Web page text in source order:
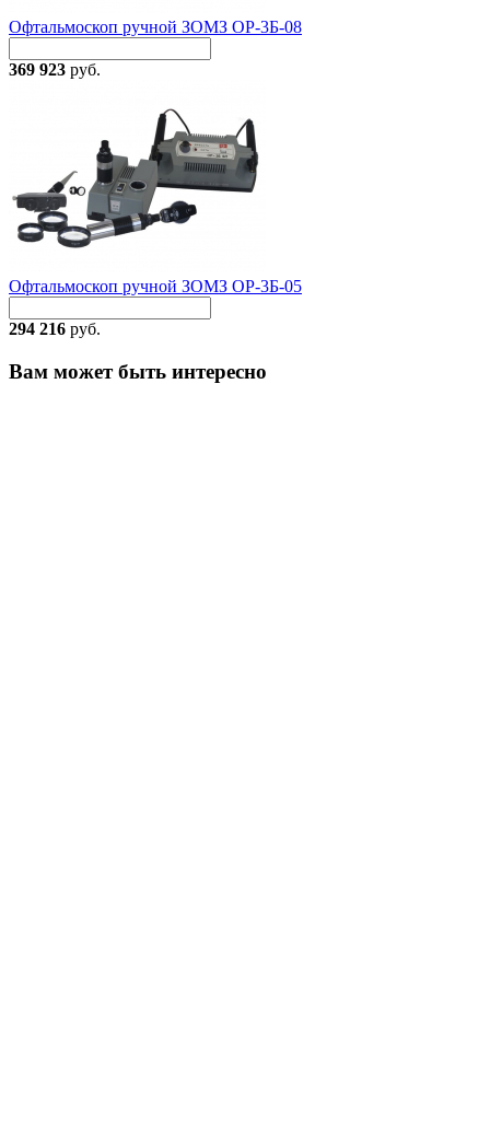
Офтальмоскоп ручной ЗОМЗ ОР-3Б-08
369 923 руб.
Офтальмоскоп ручной ЗОМЗ ОР-3Б-05
294 216 руб.
Вам может быть интересно